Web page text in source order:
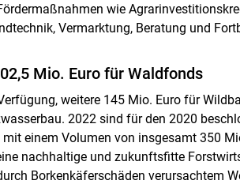
wie
Vermarktung, Beratung und
Mio. Euro für Waldfonds
weitere 145 Mio. Euro für
2022 sind für den 2020
einem Volumen von insgesamt 350
nachhaltige und zukunftsfitte
Borkenkäferschäden verursachtem